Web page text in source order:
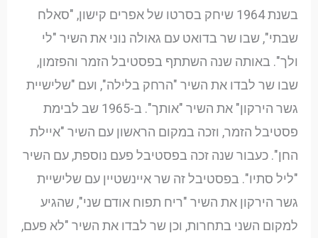
בשנת 1964 שיחק בסרטו של אפרים קישון, "סאלח
שבתי", שבו שר בדואט עם גאולה נוני את השיר "לי
ולך". באותה שנה השתתף בפסטיבל הזמר והפזמון,
שבו שר לבדו את השיר "הרחק בלילה", ועם "שלישיית
גשר הירקון" את השיר "אותך". ב-1965 שב לבימת
פסטיבל הזמר, וזכה במקום הראשון עם השיר "איילת
החן". כעבור שנה זכה בפסטיבל פעם נוספת, עם השיר
"ליל סתיו". בפסטיבל זה שר איינשטיין עם שלישיית
גשר הירקון את השיר "ריח תפוח אודם שני", שהגיע
למקום השני בתחרות, וכן שר לבדו את השיר "לא פעם,